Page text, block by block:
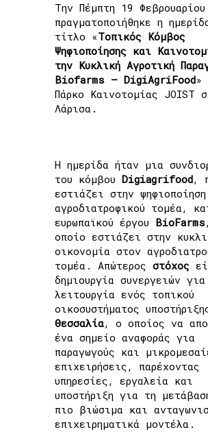
Την Πέμπτη 19
πραγματοποιήθηκε η
τίτλο «Τοπικός Κόμβος
Ψηφιοποίησης και
την Κυκλική Αγροτική
Biofarms – DigiAgriFood»
Πάρκο Καινοτομίας JOIST
Λάρισα.
Η ημερίδα ήταν μια
του κόμβου Digiagrifood,
εστιάζει στην
αγροδιατροφικού τομέα,
ευρωπαϊκού έργου BioFarms
οποίο εστιάζει στην
οικονομία στον
τομέα. Απώτερος στόχος
δημιουργία συνεργειών
λειτουργία ενός τοπικού
οικοσυστήματος
Θεσσαλία, ο οποίος να
ένα σημείο αναφοράς για
παραγωγούς και
επιχειρήσεις, παρέχοντας
υπηρεσίες, εργαλεία και
υποστήριξη για τη
πιο βιώσιμα και
επιχειρηματικά μοντέλα.